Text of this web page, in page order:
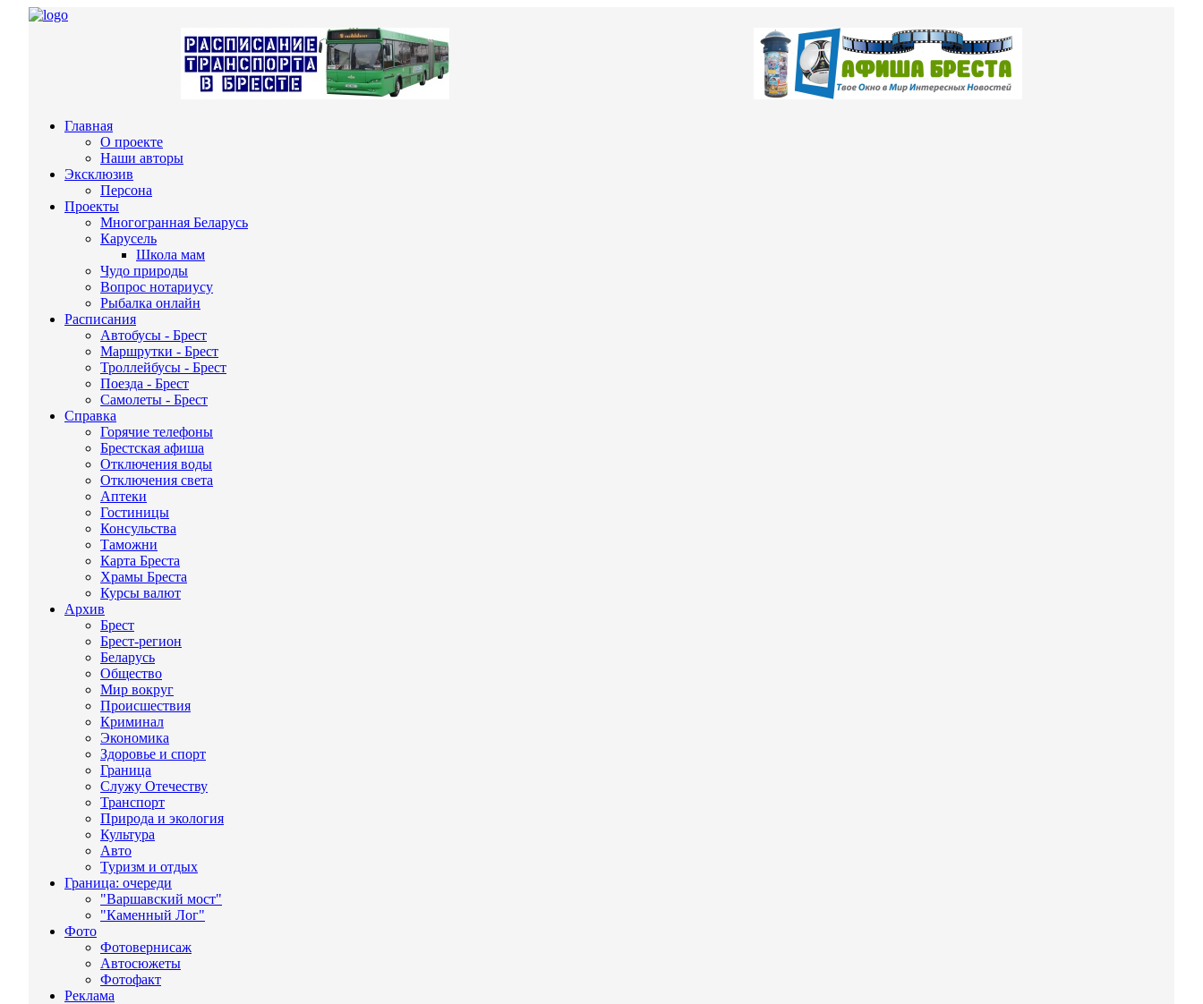
Главная
О проекте
Наши авторы
Эксклюзив
Персона
Проекты
Многогранная Беларусь
Карусель
Школа мам
Чудо природы
Вопрос нотариусу
Рыбалка онлайн
Расписания
Автобусы - Брест
Маршрутки - Брест
Троллейбусы - Брест
Поезда - Брест
Самолеты - Брест
Справка
Горячие телефоны
Брестская афиша
Отключения воды
Отключения света
Аптеки
Гостиницы
Консульства
Таможни
Карта Бреста
Храмы Бреста
Курсы валют
Архив
Брест
Брест-регион
Беларусь
Общество
Мир вокруг
Происшествия
Криминал
Экономика
Здоровье и спорт
Граница
Служу Отечеству
Транспорт
Природа и экология
Культура
Авто
Туризм и отдых
Граница: очереди
"Варшавский мост"
"Каменный Лог"
Фото
Фотовернисаж
Автосюжеты
Фотофакт
Реклама